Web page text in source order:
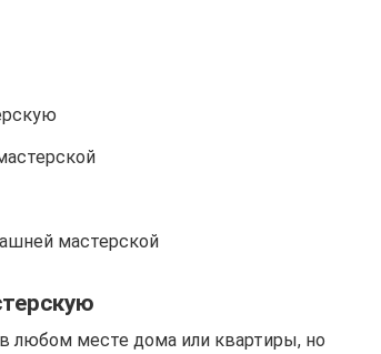
мастерской
любом месте дома или квартиры, но